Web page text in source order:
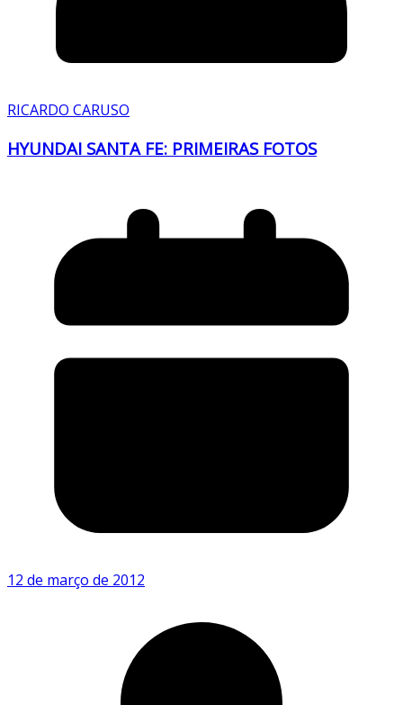
RICARDO CARUSO
HYUNDAI SANTA FE: PRIMEIRAS FOTOS
12 de março de 2012